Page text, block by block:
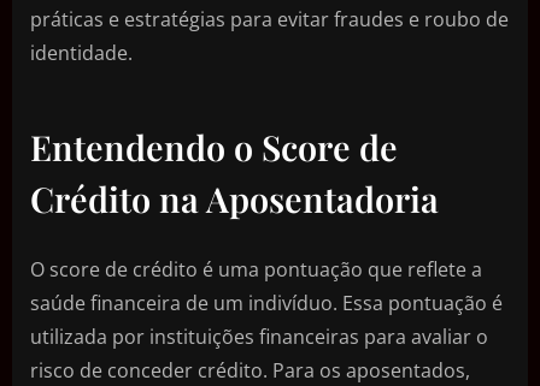
práticas e estratégias para evitar fraudes e roubo de
identidade.
Entendendo o Score de
Crédito na Aposentadoria
O score de crédito é uma pontuação que reflete a
saúde financeira de um indivíduo. Essa pontuação é
utilizada por instituições financeiras para avaliar o
risco de conceder crédito. Para os aposentados,